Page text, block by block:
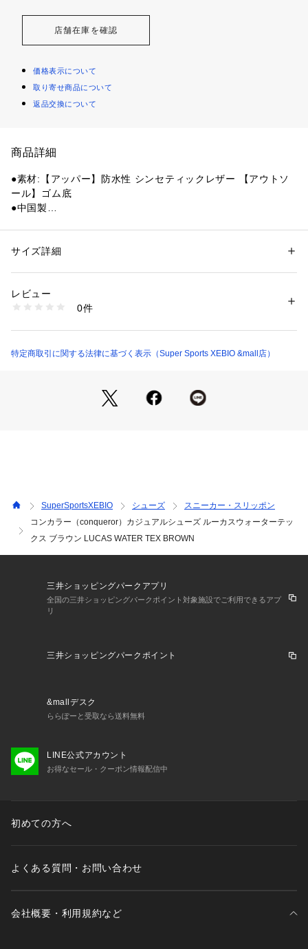
店舗在庫を確認
価格表示について
取り寄せ商品について
返品交換について
商品詳細
●素材:【アッパー】防水性 シンセティックレザー 【アウトソ
ール】ゴム底
●中国製
のステッチワークが存在感を放つデザートタイプのモデル。
【商品の購入にあたっての注意事項】
ある場合がございます。ご理解、ご了承の上、お買い求めくだ
容内とさせていただいております。
左右の紐に10cm以上の差がある場合はメールにてお問い合わ
予告なく変更することがあります。あらかじめご了承くださ
い。コンカラー conqueror スーパースポーツゼビオ ゼビオ S
uper Sports XEBIO カジュアルシューズ 靴 カジュアルシュー
ズ Men's Mens メンズ めんず 男性 街履き 町履き xmas2024
hcpn1225
性別：メンズ
商品番号：
10869186101 （ショップ）
サイズ詳細
レビュー
0件
特定商取引に関する法律に基づく表示（Super Sports XEBIO &mall店）
SuperSportsXEBIO シューズ
スニーカー・スリッポン
コンカラー（conqueror）カジュアルシューズ ルーカスウォーターテッ
クス ブラウン LUCAS WATER TEX BROWN
三井ショッピングパークアプリ
全国の三井ショッピングパークポイント対象施設でご利用できるアプ
リ
三井ショッピングパークポイント
&mallデスク
ららぽーと受取なら送料無料
LINE公式アカウント
お得なセール・クーポン情報配信中
初めての方へ
よくある質問・お問い合わせ
会社概要・利用規約など